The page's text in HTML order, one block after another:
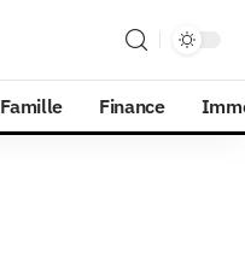
Famille Finance